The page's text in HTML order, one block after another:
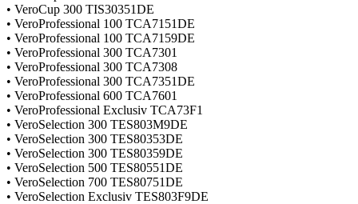
• VeroCup 300 TIS30351DE
• VeroProfessional 100 TCA7151DE
• VeroProfessional 100 TCA7159DE
• VeroProfessional 300 TCA7301
• VeroProfessional 300 TCA7308
• VeroProfessional 300 TCA7351DE
• VeroProfessional 600 TCA7601
• VeroProfessional Exclusiv TCA73F1
• VeroSelection 300 TES803M9DE
• VeroSelection 300 TES80353DE
• VeroSelection 300 TES80359DE
• VeroSelection 500 TES80551DE
• VeroSelection 700 TES80751DE
• VeroSelection Exclusiv TES803F9DE